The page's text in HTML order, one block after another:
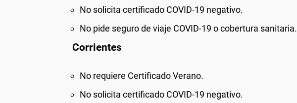
No solicita certificado COVID-19 negativo.
No pide seguro de viaje COVID-19 o cobertura sanitaria.
Corrientes
No requiere Certificado Verano.
No solicita certificado COVID-19 negativo.